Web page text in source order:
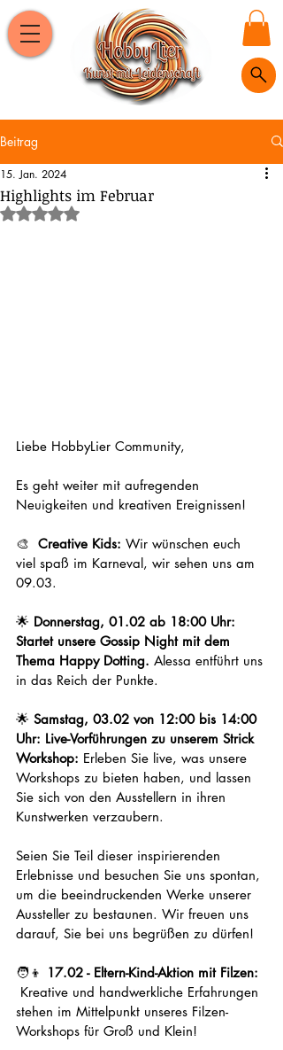
Beitrag
Highlights im Februar
15. Jan. 2024
Mit NaN von 5 Sternen bewertet.
Liebe HobbyLier Community,
Es geht weiter mit aufregenden
Neuigkeiten und kreativen Ereignissen!
🎨 Creative Kids: Wir wünschen euch
viel spaß im Karneval, wir sehen uns am
09.03.
🌟 Donnerstag, 01.02 ab 18:00 Uhr:
Startet unsere Gossip Night mit dem
Thema Happy Dotting. Alessa entführt uns
in das Reich der Punkte.
🌟 Samstag, 03.02 von 12:00 bis 14:00
Uhr: Live-Vorführungen zu unserem Strick
Workshop: Erleben Sie live, was unsere
Workshops zu bieten haben, und lassen
Sie sich von den Ausstellern in ihren
Kunstwerken verzaubern.
Seien Sie Teil dieser inspirierenden
Erlebnisse und besuchen Sie uns spontan,
um die beeindruckenden Werke unserer
Aussteller zu bestaunen. Wir freuen uns
darauf, Sie bei uns begrüßen zu dürfen!
🧑‍👦 17.02 - Eltern-Kind-Aktion mit Filzen:
Kreative und handwerkliche Erfahrungen
stehen im Mittelpunkt unseres Filzen-
Workshops für Groß und Klein!